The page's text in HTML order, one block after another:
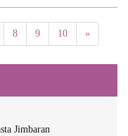
8 9 10 »
Jimbaran